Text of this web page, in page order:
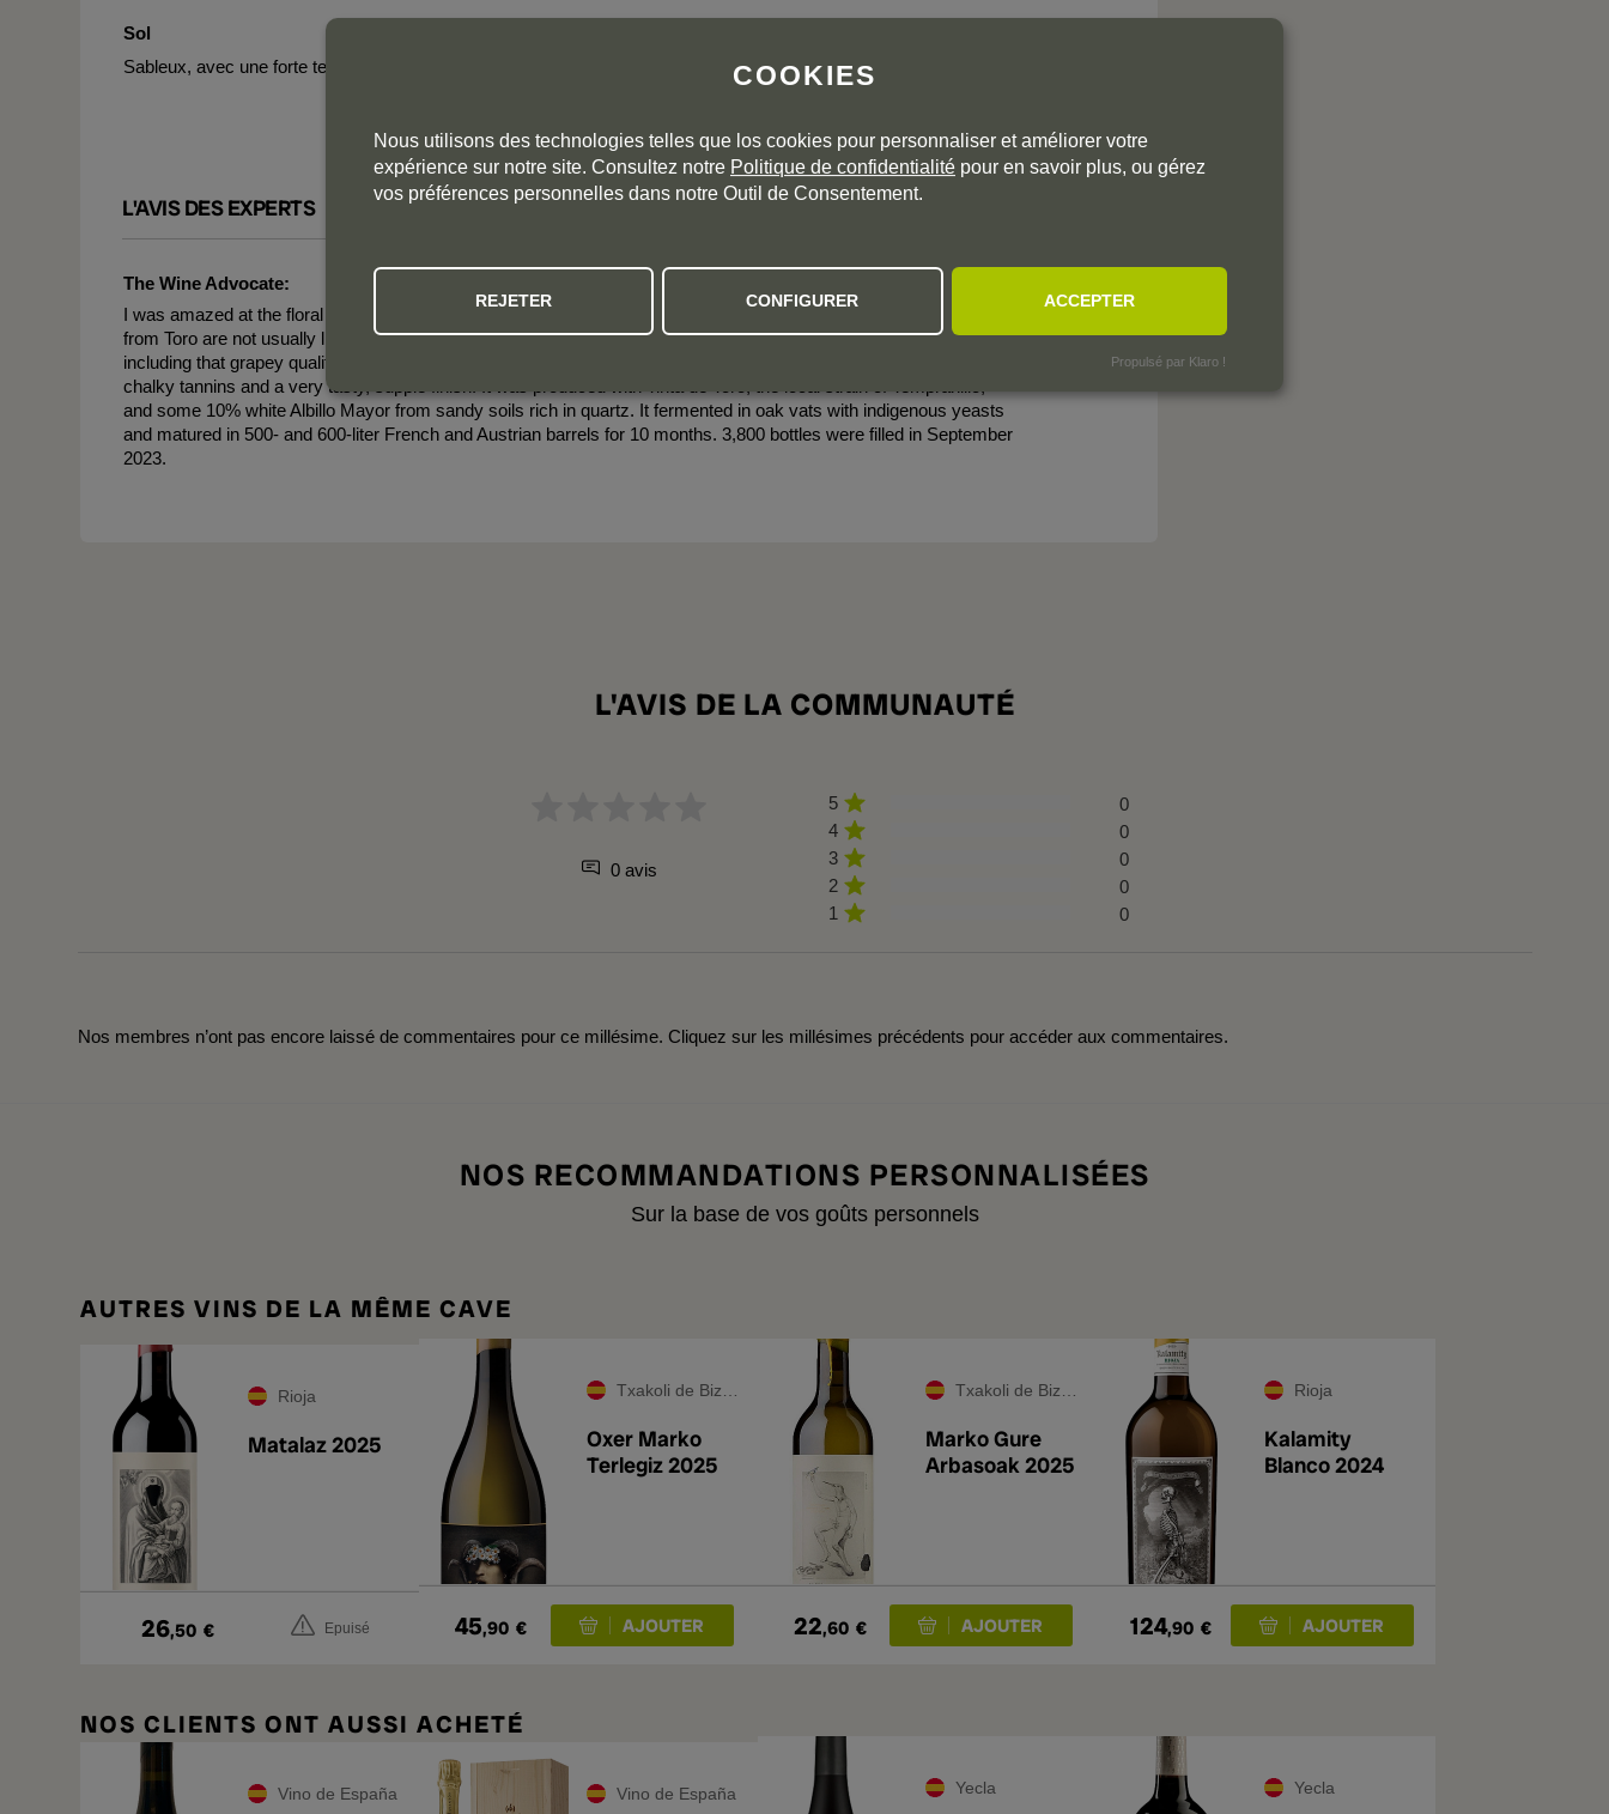
Sol
Sableux, avec une forte teneur en quartzite.
Élevage de 10 mois dans les mêmes fûts que ceux
utilisés pour la fermentation malolactique.
L'AVIS DES EXPERTS
The Wine Advocate:
I was amazed at the floral quality, the perfume and elegance of the 2022 Kuusu from Oxer Bastegieta, as the wines
from Toro are not usually like this. It has notes of violets and wild berries, reminiscent of a Touriga Nacional,
including that grapey quality, which makes me think of Moscatel pulp. It's dark, juicy and velvety, with abundant
chalky tannins and a very tasty, supple finish. It was produced with Tinta de Toro, the local strain of Tempranillo,
and some 10% white Albillo Mayor from sandy soils rich in quartz. It fermented in oak vats with indigenous yeasts
and matured in 500- and 600-liter French and Austrian barrels for 10 months. 3,800 bottles were filled in September
2023.
L'AVIS DE LA COMMUNAUTÉ
0 avis
5
0
4
0
3
0
2
0
1
0
Nos membres n’ont pas encore laissé de commentaires pour ce millésime. Cliquez sur les millésimes précédents pour accéder aux commentaires.
NOS RECOMMANDATIONS PERSONNALISÉES
Sur la base de vos goûts personnels
AUTRES VINS DE LA MÊME CAVE
Rioja
Matalaz 2025
26,50 € Epuisé
Txakoli de Bizkaia
Oxer Marko
Terlegiz 2025
45,90 €
Txakoli de Bizkaia
Marko Gure
Arbasoak 2025
22,60 €
Rioja
Kalamity
Blanco 2024
124,90 €
NOS CLIENTS ONT AUSSI ACHETÉ
Vino de España Vino de España Yecla Yecla
COOKIES
Nous utilisons des technologies telles que los cookies pour personnaliser et améliorer votre
expérience sur notre site. Consultez notre Politique de confidentialité pour en savoir plus, ou gérez
vos préférences personnelles dans notre Outil de Consentement.
REJETER CONFIGURER ACCEPTER
Propulsé par Klaro !